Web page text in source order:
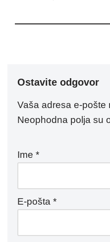
Ostavite odgovor
Vaša adresa e-pošte
Neophodna polja su
Ime *
E-pošta *